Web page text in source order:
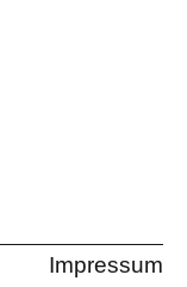
Impressum